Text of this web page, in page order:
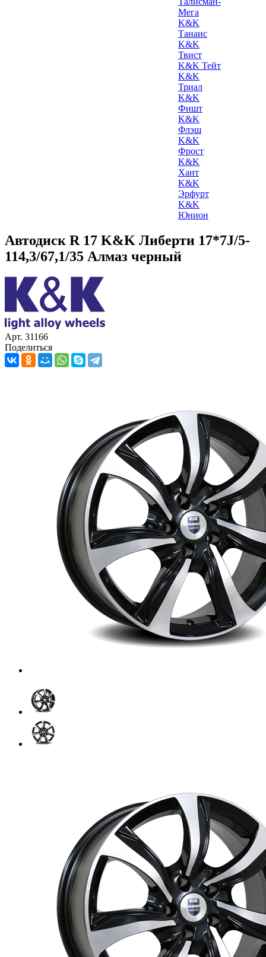
Мега
K&K
Танаис
K&K
Твист
K&K Тейт
K&K
Триал
K&K
Фишт
K&K
Флэш
K&K
Фрост
K&K
Хант
K&K
Эрфурт
K&K
Юнион
Автодиск R 17 K&K Либерти 17*7J/5-
114,3/67,1/35 Алмаз черный
Арт. 31166
Поделиться